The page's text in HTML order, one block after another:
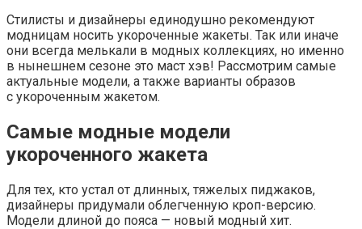
Стилисты и дизайнеры единодушно рекомендуют
модницам носить укороченные жакеты. Так или иначе
они всегда мелькали в модных коллекциях, но именно
в нынешнем сезоне это маст хэв! Рассмотрим самые
актуальные модели, а также варианты образов
с укороченным жакетом.
Самые модные модели
укороченного жакета
Для тех, кто устал от длинных, тяжелых пиджаков,
дизайнеры придумали облегченную кроп-версию.
Модели длиной до пояса — новый модный хит.